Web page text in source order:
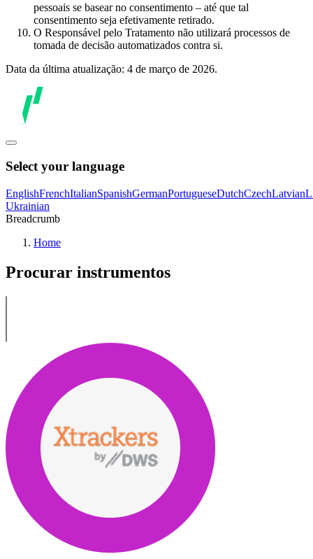
pessoais se basear no consentimento – até que tal
consentimento seja efetivamente retirado.
O Responsável pelo Tratamento não utilizará processos de
tomada de decisão automatizados contra si.
Data da última atualização: 4 de março de 2026.
Select your language
EnglishFrenchItalianSpanishGermanPortugueseDutchCzechLatvian
Ukrainian
Breadcrumb
Home
Procurar instrumentos